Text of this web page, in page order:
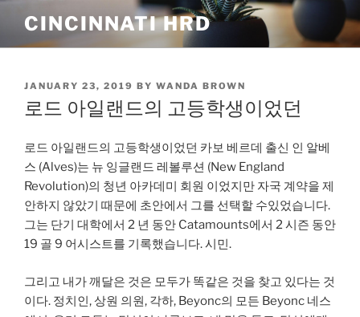
content
CINCINNATI HRD
POSTED
JANUARY 23, 2019 BY WANDA BROWN
로드 아일랜드의 고등학생이었던
로드 아일랜드의 고등학생이었던 카보 베르데 출신 인 알베
스 (Alves)는 뉴 잉글랜드 레볼루션 (New England
Revolution)의 청년 아카데미 회원 이었지만 자국 계약을 제
안하지 않았기 때문에 초안에서 그를 선택할 수있었습니다.
그는 단기 대학에서 2 년 동안 Catamounts에서 2 시즌 동안
19 골 9 어시스트를 기록했습니다. 시민.
그리고 내가 깨달은 것은 모두가 똑같은 것을 찾고 있다는 것
이다. 정치인, 상원 의원, 각하, Beyonc의 모든 Beyonc 네스